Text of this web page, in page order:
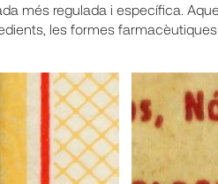
més regulada i específica.
les formes